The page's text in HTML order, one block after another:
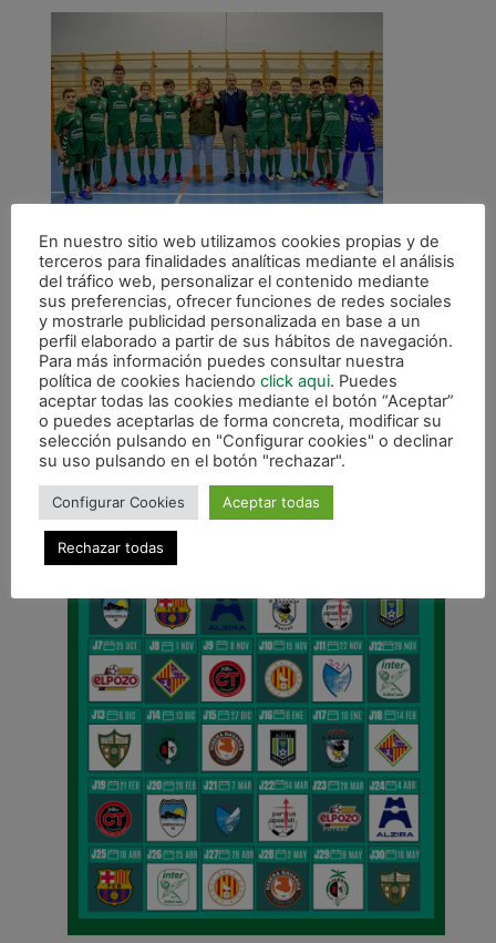
ANTERIOR
Magnesitas Navarras apuesta también por la cantera del CD Xota
CALENDARIO DE LIGA
En nuestro sitio web utilizamos cookies propias y de
terceros para finalidades analíticas mediante el análisis
del tráfico web, personalizar el contenido mediante
sus preferencias, ofrecer funciones de redes sociales
y mostrarle publicidad personalizada en base a un
perfil elaborado a partir de sus hábitos de navegación.
Para más información puedes consultar nuestra
política de cookies haciendo click aqui. Puedes
aceptar todas las cookies mediante el botón “Aceptar”
o puedes aceptarlas de forma concreta, modificar su
selección pulsando en "Configurar cookies" o declinar
su uso pulsando en el botón "rechazar".
Configurar Cookies Aceptar todas
Rechazar todas